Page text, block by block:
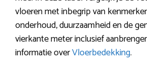
vloeren met inbegrip van
onderhoud, duurzaamheid en de
vierkante meter inclusief
informatie overVloerbedekking.